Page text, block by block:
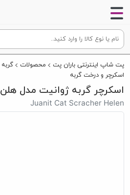
پت شاپ اینترنتی باران پت محصولات گربه
اسکرچر و درخت گربه
اسکرچر‌ گربه ژوانیت مدل هلن
Juanit Cat Scracher Helen